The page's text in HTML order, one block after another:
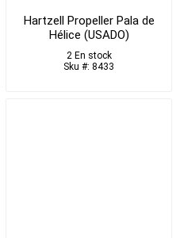
Hartzell Propeller Pala de
Hélice (USADO)
2 En stock
Sku #: 8433